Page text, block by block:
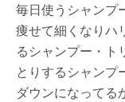
毎日使うシャンプ
痩せて細くなりハ
るシャンプー・ト
とりするシャンプ
ダウンになってる